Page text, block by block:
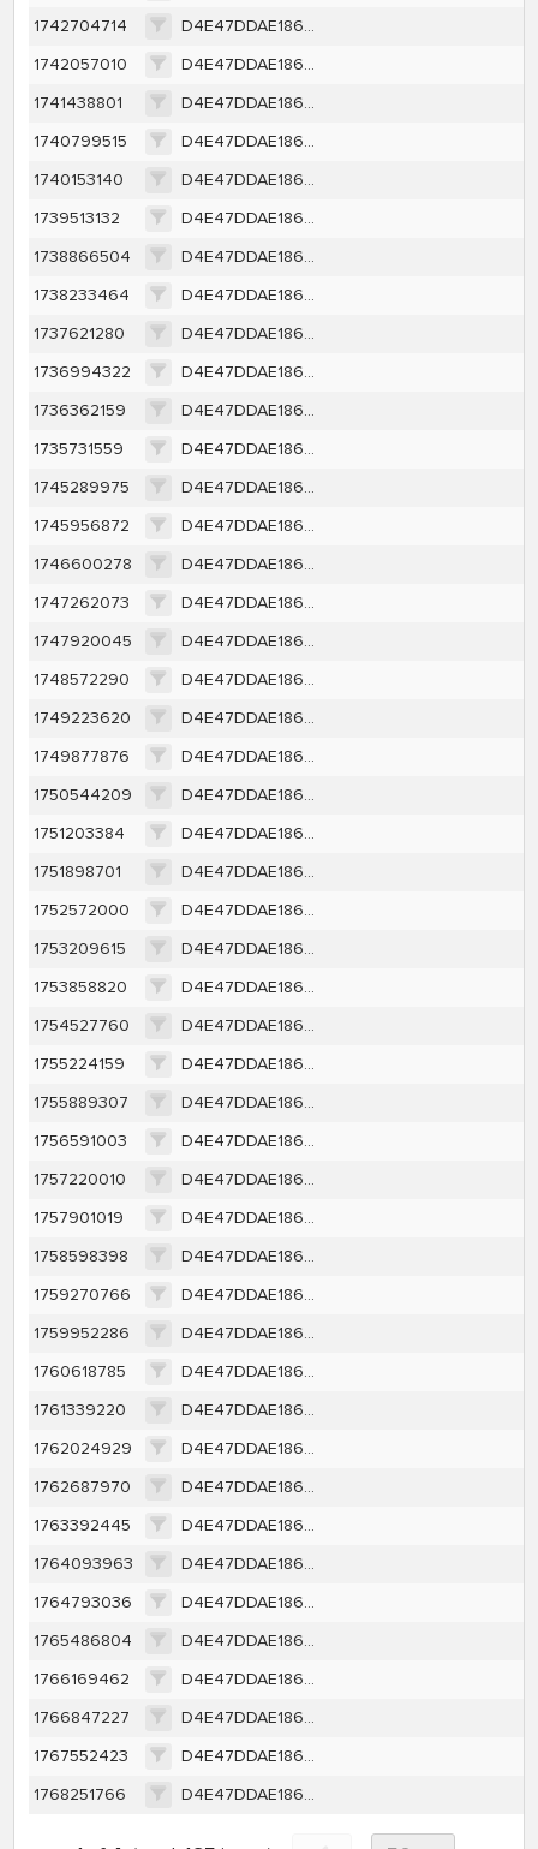
1742704714
D4E47DDAE1860654C73E2C9E5E0BEFE86693BCC384DEA310869677B1DDEFF391
1742057010
D4E47DDAE1860654C73E2C9E5E0BEFE86693BCC384DEA310869677B1DDEFF391
1741438801
D4E47DDAE1860654C73E2C9E5E0BEFE86693BCC384DEA310869677B1DDEFF391
1740799515
D4E47DDAE1860654C73E2C9E5E0BEFE86693BCC384DEA310869677B1DDEFF391
1740153140
D4E47DDAE1860654C73E2C9E5E0BEFE86693BCC384DEA310869677B1DDEFF391
1739513132
D4E47DDAE1860654C73E2C9E5E0BEFE86693BCC384DEA310869677B1DDEFF391
1738866504
D4E47DDAE1860654C73E2C9E5E0BEFE86693BCC384DEA310869677B1DDEFF391
1738233464
D4E47DDAE1860654C73E2C9E5E0BEFE86693BCC384DEA310869677B1DDEFF391
1737621280
D4E47DDAE1860654C73E2C9E5E0BEFE86693BCC384DEA310869677B1DDEFF391
1736994322
D4E47DDAE1860654C73E2C9E5E0BEFE86693BCC384DEA310869677B1DDEFF391
1736362159
D4E47DDAE1860654C73E2C9E5E0BEFE86693BCC384DEA310869677B1DDEFF391
1735731559
D4E47DDAE1860654C73E2C9E5E0BEFE86693BCC384DEA310869677B1DDEFF391
1745289975
D4E47DDAE1860654C73E2C9E5E0BEFE86693BCC384DEA310869677B1DDEFF391
1745956872
D4E47DDAE1860654C73E2C9E5E0BEFE86693BCC384DEA310869677B1DDEFF391
1746600278
D4E47DDAE1860654C73E2C9E5E0BEFE86693BCC384DEA310869677B1DDEFF391
1747262073
D4E47DDAE1860654C73E2C9E5E0BEFE86693BCC384DEA310869677B1DDEFF391
1747920045
D4E47DDAE1860654C73E2C9E5E0BEFE86693BCC384DEA310869677B1DDEFF391
1748572290
D4E47DDAE1860654C73E2C9E5E0BEFE86693BCC384DEA310869677B1DDEFF391
1749223620
D4E47DDAE1860654C73E2C9E5E0BEFE86693BCC384DEA310869677B1DDEFF391
1749877876
D4E47DDAE1860654C73E2C9E5E0BEFE86693BCC384DEA310869677B1DDEFF391
1750544209
D4E47DDAE1860654C73E2C9E5E0BEFE86693BCC384DEA310869677B1DDEFF391
1751203384
D4E47DDAE1860654C73E2C9E5E0BEFE86693BCC384DEA310869677B1DDEFF391
1751898701
D4E47DDAE1860654C73E2C9E5E0BEFE86693BCC384DEA310869677B1DDEFF391
1752572000
D4E47DDAE1860654C73E2C9E5E0BEFE86693BCC384DEA310869677B1DDEFF391
1753209615
D4E47DDAE1860654C73E2C9E5E0BEFE86693BCC384DEA310869677B1DDEFF391
1753858820
D4E47DDAE1860654C73E2C9E5E0BEFE86693BCC384DEA310869677B1DDEFF391
1754527760
D4E47DDAE1860654C73E2C9E5E0BEFE86693BCC384DEA310869677B1DDEFF391
1755224159
D4E47DDAE1860654C73E2C9E5E0BEFE86693BCC384DEA310869677B1DDEFF391
1755889307
D4E47DDAE1860654C73E2C9E5E0BEFE86693BCC384DEA310869677B1DDEFF391
1756591003
D4E47DDAE1860654C73E2C9E5E0BEFE86693BCC384DEA310869677B1DDEFF391
1757220010
D4E47DDAE1860654C73E2C9E5E0BEFE86693BCC384DEA310869677B1DDEFF391
1757901019
D4E47DDAE1860654C73E2C9E5E0BEFE86693BCC384DEA310869677B1DDEFF391
1758598398
D4E47DDAE1860654C73E2C9E5E0BEFE86693BCC384DEA310869677B1DDEFF391
1759270766
D4E47DDAE1860654C73E2C9E5E0BEFE86693BCC384DEA310869677B1DDEFF391
1759952286
D4E47DDAE1860654C73E2C9E5E0BEFE86693BCC384DEA310869677B1DDEFF391
1760618785
D4E47DDAE1860654C73E2C9E5E0BEFE86693BCC384DEA310869677B1DDEFF391
1761339220
D4E47DDAE1860654C73E2C9E5E0BEFE86693BCC384DEA310869677B1DDEFF391
1762024929
D4E47DDAE1860654C73E2C9E5E0BEFE86693BCC384DEA310869677B1DDEFF391
1762687970
D4E47DDAE1860654C73E2C9E5E0BEFE86693BCC384DEA310869677B1DDEFF391
1763392445
D4E47DDAE1860654C73E2C9E5E0BEFE86693BCC384DEA310869677B1DDEFF391
1764093963
D4E47DDAE1860654C73E2C9E5E0BEFE86693BCC384DEA310869677B1DDEFF391
1764793036
D4E47DDAE1860654C73E2C9E5E0BEFE86693BCC384DEA310869677B1DDEFF391
1765486804
D4E47DDAE1860654C73E2C9E5E0BEFE86693BCC384DEA310869677B1DDEFF391
1766169462
D4E47DDAE1860654C73E2C9E5E0BEFE86693BCC384DEA310869677B1DDEFF391
1766847227
D4E47DDAE1860654C73E2C9E5E0BEFE86693BCC384DEA310869677B1DDEFF391
1767552423
D4E47DDAE1860654C73E2C9E5E0BEFE86693BCC384DEA310869677B1DDEFF391
1768251766
D4E47DDAE1860654C73E2C9E5E0BEFE86693BCC384DEA310869677B1DDEFF391